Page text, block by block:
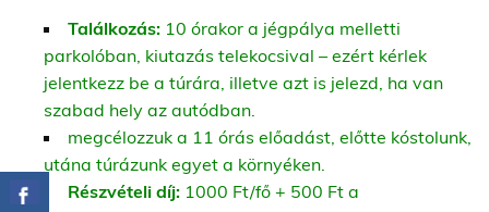
Találkozás: 10 órakor a jégpálya melletti
parkolóban, kiutazás telekocsival – ezért kérlek
jelentkezz be a túrára, illetve azt is jelezd, ha van
szabad hely az autódban.
megcélozzuk a 11 órás előadást, előtte kóstolunk,
utána túrázunk egyet a környéken.
Részvételi díj: 1000 Ft/fő + 500 Ft a